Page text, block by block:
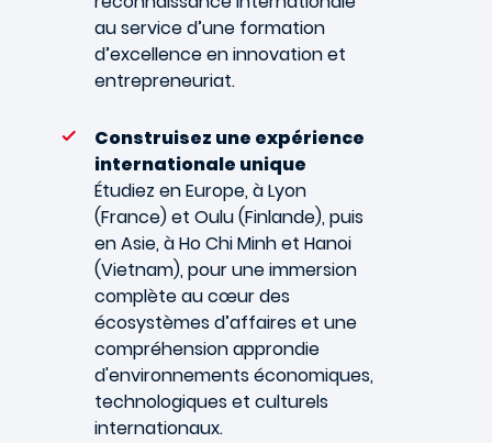
au service d’une formation
d’excellence en innovation et
entrepreneuriat.
Construisez une expérience
internationale unique
Étudiez en Europe, à Lyon
(France) et Oulu (Finlande), puis
en Asie, à Ho Chi Minh et Hanoi
(Vietnam), pour une immersion
complète au cœur des
écosystèmes d’affaires et une
compréhension approndie
d'environnements économiques,
technologiques et culturels
internationaux.